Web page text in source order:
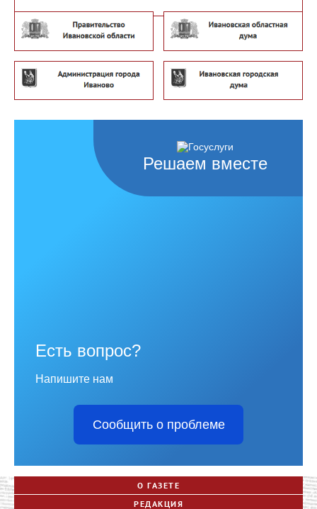
Решаем вместе
Есть вопрос?
Напишите нам
Сообщить о проблеме
О ГАЗЕТЕ
РЕДАКЦИЯ